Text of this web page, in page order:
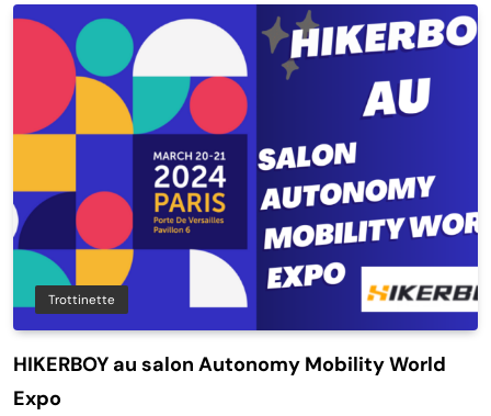
Trottinette
HIKERBOY au salon Autonomy Mobility World
Expo